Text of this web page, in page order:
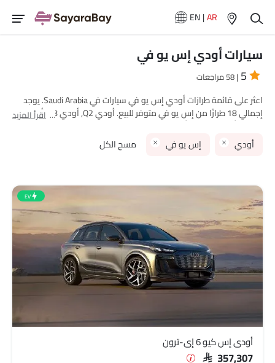
EN|AR
سيارات أودي إس يو في
5 | 58 مراجعات
اعثر على قائمة طرازات أودي إس يو في سيارات في Saudi Arabia. يوجد
إجمالي 18 طرازًا من إس يو في متوفر للبيع. أودي Q2, أودي Q8, أودي
المواصفات، الصور، استهلاك الوقود والمراجعات.
نماذج أودي قائمة الأسعار
أودي إس كيو 6 إي-ترون
SAR 357,307
أودي Q8 إي-ترون
SAR 392,000 - 600,000
SAR 705,000
أودي كيو 6 إي-ترون
SAR 378,019
أودي كيو 5 سبورتباك
اقرأ المزيد
أودي إس يو في مسح الكل
EV
أودي إس كيو 6 إي-ترون
SAR 357,307